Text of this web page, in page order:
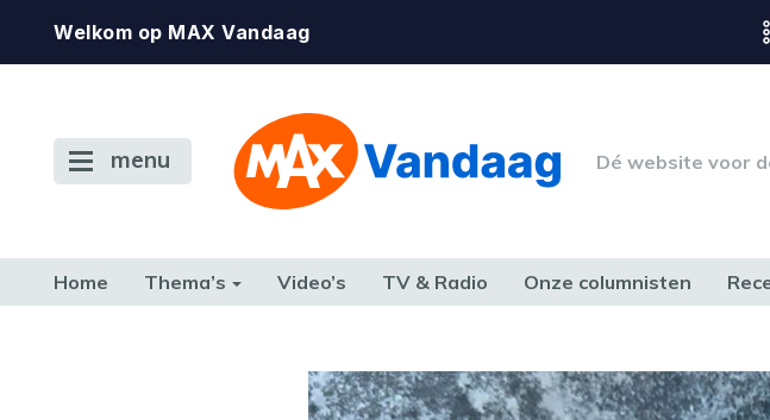
Welkom op MAX Vandaag
menu Dé website voor
Home Thema’s Video’s TV & Radio Onze columnisten